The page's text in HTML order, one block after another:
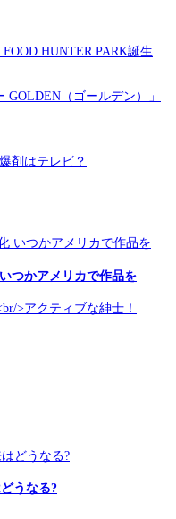
HUNTER PARK誕生
（ゴールデン）」
つかアメリカで作品を
うなる?